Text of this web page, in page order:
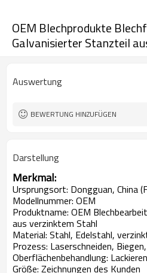
OEM Blechprodukte
Galvanisierter Stanzteil
Auswertung
BEWERTUNG HINZUFÜGEN
Darstellung
Merkmal:
Ursprungsort: Dongguan, China
Modellnummer: OEM
Produktname: OEM
aus verzinktem Stahl
Material: Stahl, Edelstahl,
Prozess: Laserschneiden,
Oberflächenbehandlung: Lackieren
Größe: Zeichnungen des Kunden